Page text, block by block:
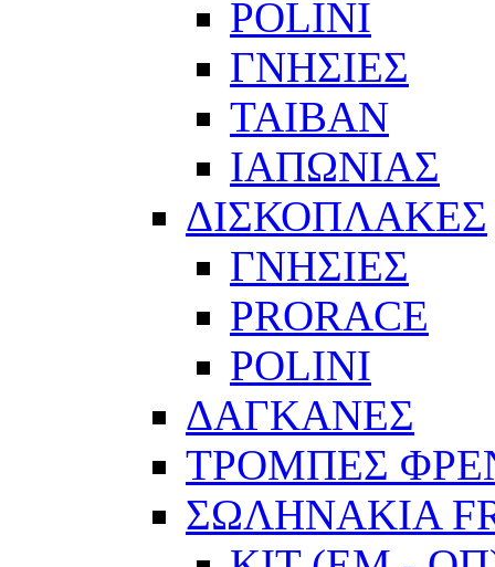
POLINI
ΓΝΗΣΙΕΣ
ΤΑΙΒΑΝ
ΙΑΠΩΝΙΑΣ
ΔΙΣΚΟΠΛΑΚΕΣ
ΓΝΗΣΙΕΣ
PRORACE
POLINI
ΔΑΓΚΑΝΕΣ
ΤΡΟΜΠΕΣ
ΣΩΛΗΝΑΚΙΑ